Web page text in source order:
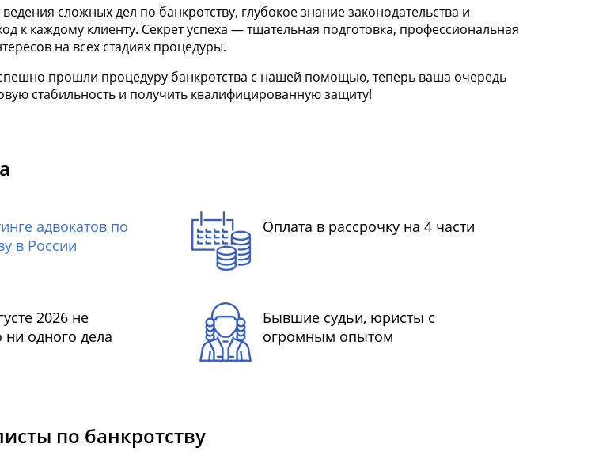
сложных дел по банкротству, глубокое знание законодательства и
к каждому клиенту. Секрет успеха — тщательная подготовка, профессиональная
на всех стадиях процедуры.
прошли процедуру банкротства с нашей помощью, теперь ваша очередь
стабильность и получить квалифицированную защиту!
адвокатов по
в России
Оплата в рассрочку на 4 части
2026 не
ни одного дела
Бывшие судьи, юристы с
огромным опытом
по банкротству